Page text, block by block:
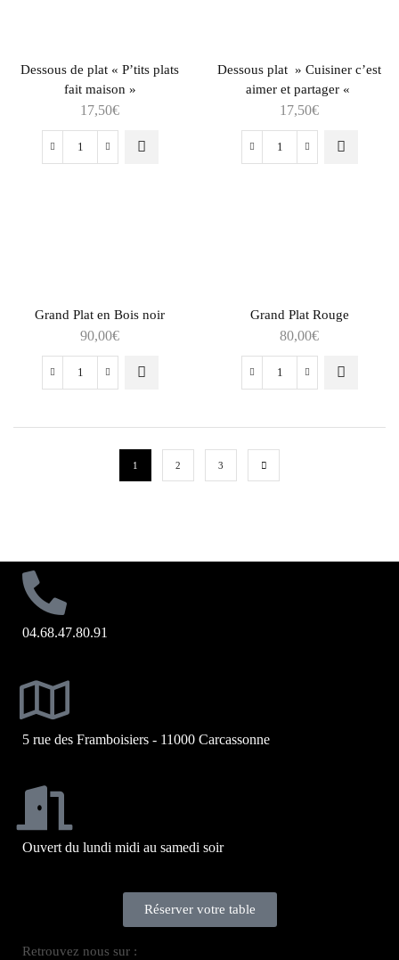
Dessous de plat « P’tits plats
fait maison »
17,50€
Dessous plat » Cuisiner c’est
aimer et partager «
17,50€
Grand Plat en Bois noir
90,00€
Grand Plat Rouge
80,00€
1 2 3
04.68.47.80.91
5 rue des Framboisiers - 11000 Carcassonne
Ouvert du lundi midi au samedi soir
Réserver votre table
Retrouvez nous sur :